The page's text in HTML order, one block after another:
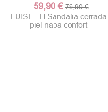
59,90 € 79,90 €
LUISETTI Sandalia cerrada
piel napa confort